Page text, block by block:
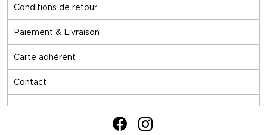
Conditions de retour
Paiement & Livraison
Carte adhérent
Contact